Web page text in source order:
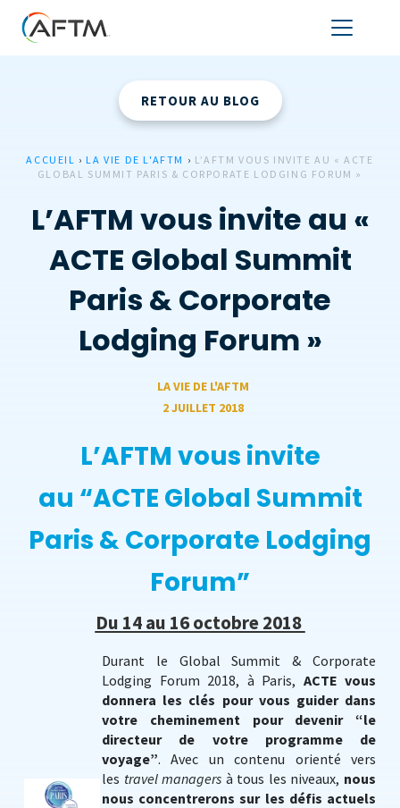
RETOUR AU BLOG
ACCUEIL › LA VIE DE L'AFTM › L’AFTM VOUS INVITE AU « ACTE
GLOBAL SUMMIT PARIS & CORPORATE LODGING FORUM »
L’AFTM vous invite au «
ACTE Global Summit
Paris & Corporate
Lodging Forum »
LA VIE DE L'AFTM
2 JUILLET 2018
L’AFTM vous invite
au “ACTE Global Summit
Paris & Corporate Lodging
Forum”
Du 14 au 16 octobre 2018
Durant le Global Summit & Corporate
Lodging Forum 2018, à Paris, ACTE vous
donnera les clés pour vous guider dans
votre cheminement pour devenir “le
directeur de votre programme de
voyage”. Avec un contenu orienté vers
les travel managers à tous les niveaux, nous
nous concentrerons sur les défis actuels